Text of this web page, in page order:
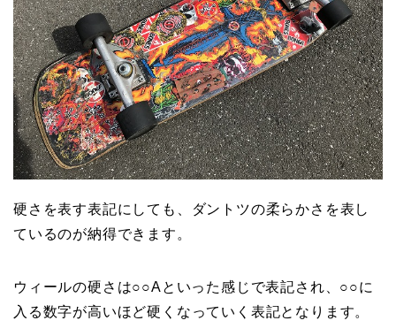
硬さを表す表記にしても、ダントツの柔らかさを表し
ているのが納得できます。
ウィールの硬さは○○Aといった感じで表記され、○○に
入る数字が高いほど硬くなっていく表記となります。